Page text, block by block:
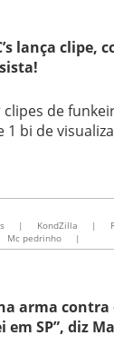
lança clipe,
de
1 bi de
| KondZilla |
Mc pedrinho |
arma
SP”, diz